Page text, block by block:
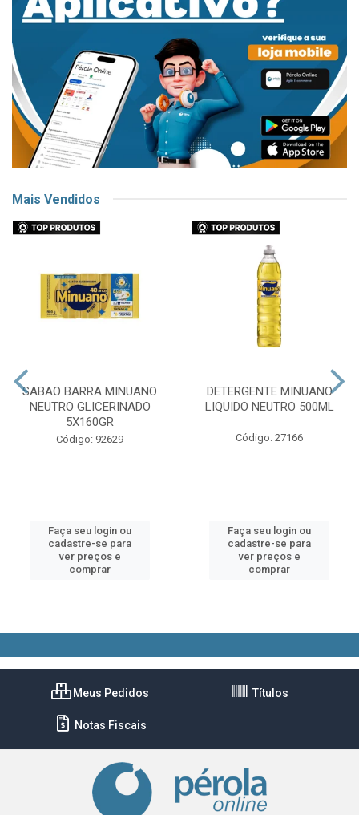
Mais Vendidos
SABAO BARRA MINUANO
NEUTRO GLICERINADO
5X160GR
Código: 92629
Faça seu login ou
cadastre-se para
ver preços e
comprar
DETERGENTE MINUANO
LIQUIDO NEUTRO 500ML
Código: 27166
Faça seu login ou
cadastre-se para
ver preços e
comprar
Meus Pedidos Títulos
Notas Fiscais